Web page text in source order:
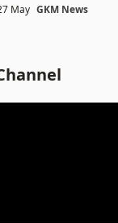
May GKM News